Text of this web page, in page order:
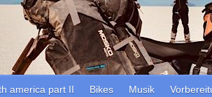
america part II Bikes Musik